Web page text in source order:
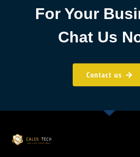
For Your
Chat Us
Contact us